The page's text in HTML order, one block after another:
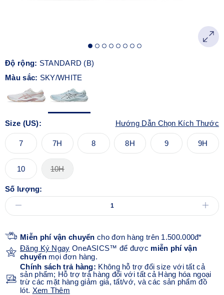
Độ rộng: STANDARD (B)
Màu sắc: SKY/WHITE
Size (US): Hướng Dẫn Chọn Kích Thước
7 7H 8 8H 9 9H
10 10H
Số lượng:
Miễn phí vận chuyển cho đơn hàng trên 1.500.000đ*
Đăng Ký Ngay OneASICS™ để được miễn phí vận
chuyểnmọi đơn hàng.
Chính sách trả hàng: Không hỗ trợ đổi size với tất cả
sản phẩm; Hỗ trợ trả hàng đối với tất cả Hàng hóa ngoại
trừ các mặt hàng giảm giá, tất/vớ, và các sản phẩm đồ
lót. Xem Thêm